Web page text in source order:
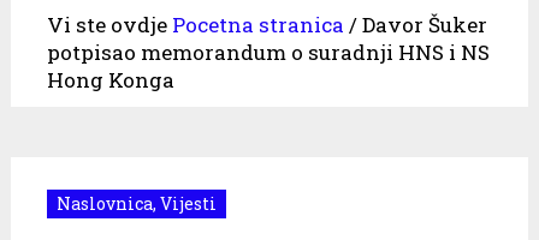
Vi ste ovdje Pocetna stranica /Davor Šuker
potpisao memorandum o suradnji HNS i NS
Hong Konga
Naslovnica, Vijesti